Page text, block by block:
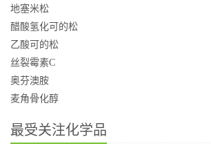
地塞米松
醋酸氢化可的松
乙酸可的松
丝裂霉素C
奥芬澳胺
麦角骨化醇
最受关注化学品